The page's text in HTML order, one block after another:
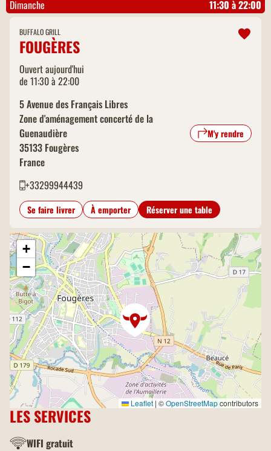
Dimanche
11:30 à 22:00
BUFFALO GRILL
FOUGÈRES
Ouvert aujourd'hui
de 11:30 à 22:00
5 Avenue des Français Libres
Zone d'aménagement concerté de la
Guenaudière
35133 Fougères
France
M'y rendre
+33299944439
Se faire livrer À emporter Réserver une table
+
−
Leaflet | ©OpenStreetMapcontributors
LES SERVICES
WIFI gratuit